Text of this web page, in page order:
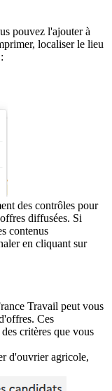
pouvez l'ajouter à
localiser le lieu
des contrôles pour
diffusées. Si
contenus
en cliquant sur
Travail peut vous
Ces
critères que vous
d'ouvrier agricole,